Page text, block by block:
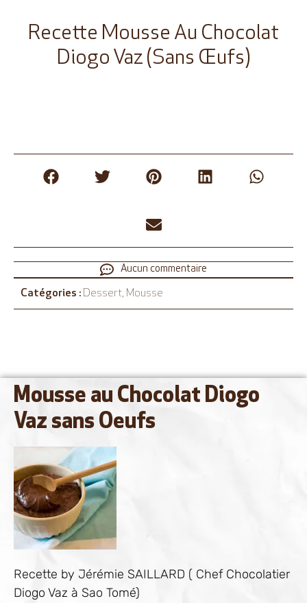
Recette Mousse Au Chocolat
Diogo Vaz (sans Œufs)
Aucun commentaire
Catégories : Dessert, Mousse
Mousse au Chocolat Diogo
Vaz sans Oeufs
Recette by Jérémie SAILLARD ( Chef Chocolatier
Diogo Vaz à Sao Tomé)